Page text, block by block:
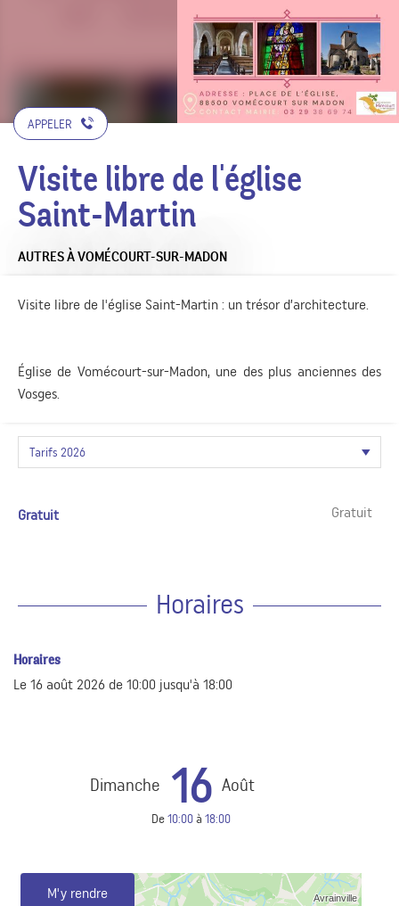
APPELER
Visite libre de l'église
Saint-Martin
AUTRESÀ VOMÉCOURT-SUR-MADON
Visite libre de l'église Saint-Martin : un trésor d’architecture.
Église de Vomécourt-sur-Madon, une des plus anciennes des
Vosges.
Gratuit Gratuit
Horaires
Horaires
Le 16 août 2026 de 10:00 jusqu'à 18:00
Dimanche 16 Août
De10:00à 18:00
M'y rendre